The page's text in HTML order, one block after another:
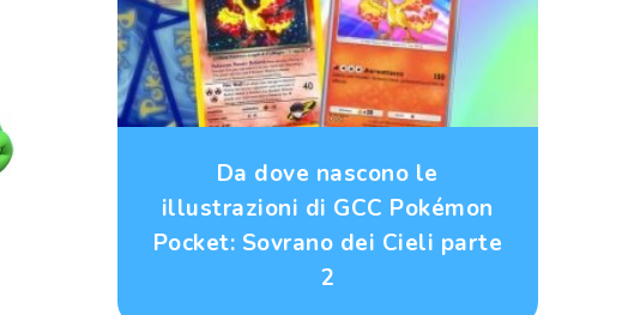
Da dove nascono le
illustrazioni di GCC Pokémon
Pocket: Sovrano dei Cieli parte
2